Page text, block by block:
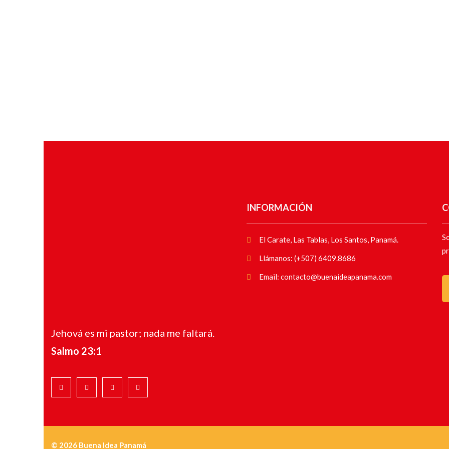
Jehová es mi pastor; nada me faltará.
Salmo 23:1
INFORMACIÓN
El Carate, Las Tablas, Los Santos, Panamá.
Llámanos: (+507) 6409.8686
Email: contacto@buenaideapanama.com
© 2026 Buena Idea Panamá